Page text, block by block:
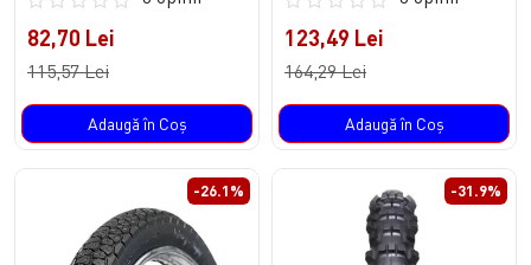
82,70 Lei
115,57 Lei
Adaugă în Coş
123,49 Lei
164,29 Lei
Adaugă în Coş
-26.1% -31.9%